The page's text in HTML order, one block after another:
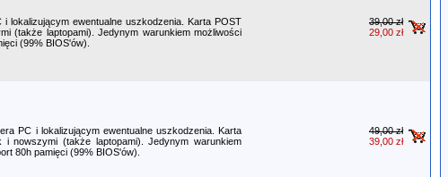
lokalizującym ewentualne uszkodzenia. Karta POST
(także laptopami). Jedynym warunkiem możliwości
(99% BIOS'ów).
39,00 zł
29,00 zł
PC i lokalizującym ewentualne uszkodzenia. Karta
nowszymi (także laptopami). Jedynym warunkiem
80h pamięci (99% BIOS'ów).
49,00 zł
39,00 zł